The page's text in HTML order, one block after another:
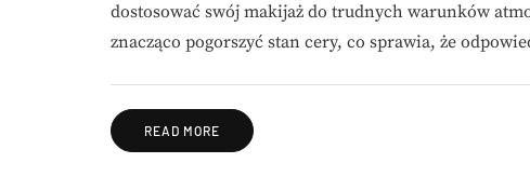
dostosować swój makijaż do trudnych warunków
znacząco pogorszyć stan cery, co sprawia, że
READ MORE